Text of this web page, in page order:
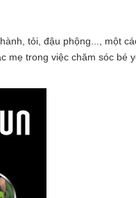
tỏi, đậu phộng..., một
mẹ trong việc chăm sóc bé